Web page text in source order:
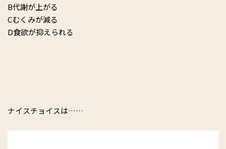
B代謝が上がる
Cむくみが減る
D食欲が抑えられる
ナイスチョイスは……